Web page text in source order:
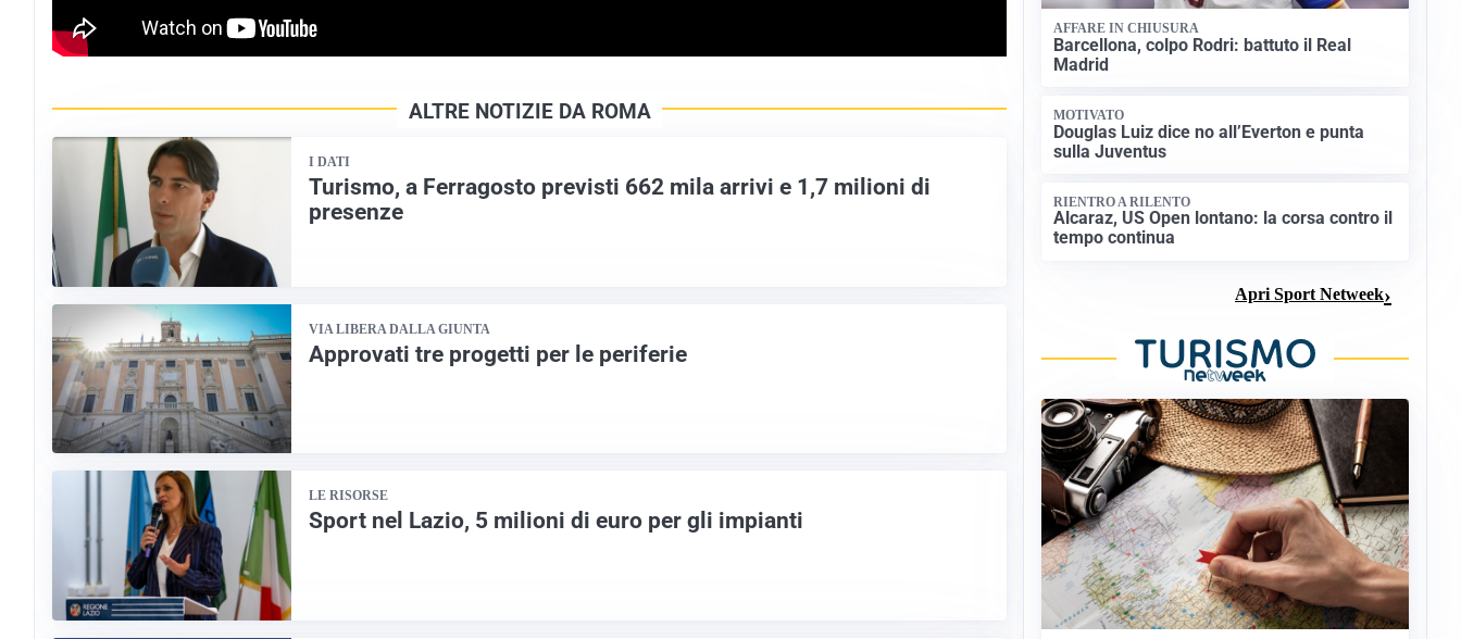
ALTRE NOTIZIE DA ROMA
I DATI
Turismo, a Ferragosto previsti 662 mila arrivi e 1,7 milioni di
presenze
VIA LIBERA DALLA GIUNTA
Approvati tre progetti per le periferie
LE RISORSE
Sport nel Lazio, 5 milioni di euro per gli impianti
AFFARE IN CHIUSURA
Barcellona, colpo Rodri: battuto il Real
Madrid
MOTIVATO
Douglas Luiz dice no all’Everton e punta
sulla Juventus
RIENTRO A RILENTO
Alcaraz, US Open lontano: la corsa contro il
tempo continua
Apri Sport Netweek